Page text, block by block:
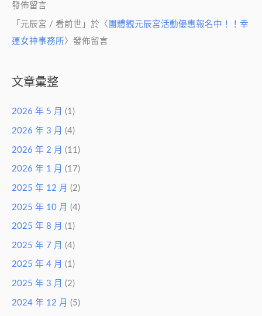
發佈留言
「 元辰宮 / 看前世 」於〈 團體觀元辰宮活動優惠報名中！！幸
運女神事務所〉發佈留言
文章彙整
2026 年 5 月 (1)
2026 年 3 月 (4)
2026 年 2 月 (11)
2026 年 1 月 (17)
2025 年 12 月 (2)
2025 年 10 月 (4)
2025 年 8 月 (1)
2025 年 7 月 (4)
2025 年 4 月 (1)
2025 年 3 月 (2)
2024 年 12 月 (5)